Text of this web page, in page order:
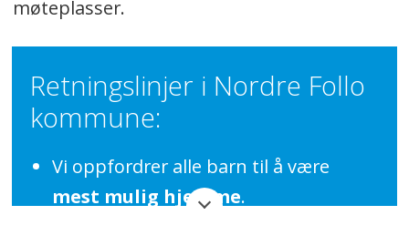
møteplasser.
Retningslinjer i Nordre Follo
kommune:
Vi oppfordrer alle barn til å være
mest mulig hjemme.